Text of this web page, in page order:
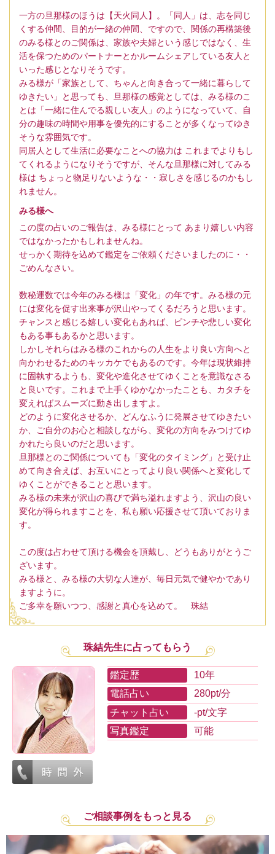
一方の旦那様のほうは【天火同人】。「同人」は、志を同じ
くする仲間、目的が一緒の仲間、ですので、関係の再構築後
のみる様とのご関係は、家族や夫婦という感じではなく、生
活を保つためのパートナーとかルームシェアしている友人と
いった感じとなりそうです。
みる様が「家族として、ちゃんと向き合って一緒に暮らして
ゆきたい」と思っても、旦那様の感覚としては、みる様のこ
とは「一緒に住んでる親しい友人」のようになっていて、自
分の趣味の時間や用事を優先的にすることが多くなってゆき
そうな雰囲気です。
同居人として生活に必要なことへの協力は これまでよりもし
てくれるようになりそうですが、そんな旦那様に対してみる
様は ちょっと物足りないような・・寂しさを感じるのかもし
れません。
みる様へ
この度の占いのご報告は、みる様にとって あまり嬉しい内容
ではなかったかもしれませんね。
せっかく期待を込めて鑑定をご依頼くださいましたのに・・
ごめんなさい。
数秘運数では今年のみる様は「変化」の年です。みる様の元
には変化を促す出来事が沢山やってくるだろうと思います。
チャンスと感じる嬉しい変化もあれば、ピンチや悲しい変化
もある事もあるかと思います。
しかしそれらはみる様のこれからの人生をより良い方向へと
向かわせるためのキッカケでもあるのです。今年は現状維持
に固執するようも、変化や進化させてゆくことを意識なさる
と良いです。これまで上手くゆかなかったことも、カタチを
変えればスムーズに動き出しますよ。
どのように変化させるか、どんなふうに発展させてゆきたい
か、ご自分のお心と相談しながら、変化の方向をみつけてゆ
かれたら良いのだと思います。
旦那様とのご関係についても「変化のタイミング」と受け止
めて向き合えば、お互いにとってより良い関係へと変化して
ゆくことができることと思います。
みる様の未来が沢山の喜びで満ち溢れますよう、沢山の良い
変化が得られますことを、私も願い応援させて頂いておりま
す。
この度は占わせて頂ける機会を頂戴し、どうもありがとうご
ざいます。
みる様と、みる様の大切な人達が、毎日元気で健やかであり
ますように。
ご多幸を願いつつ、感謝と真心を込めて。 珠結
珠結先生に占ってもらう
鑑定歴
10年
電話占い
280pt/分
チャット占い
-pt/文字
写真鑑定
可能
ご相談事例をもっと見る